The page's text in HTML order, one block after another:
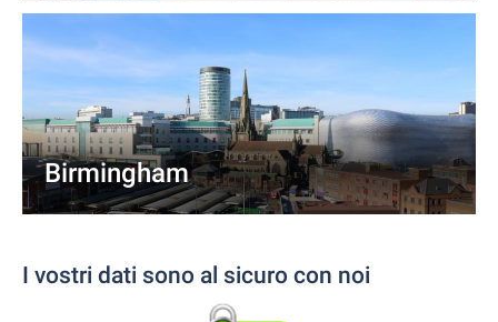
Birmingham
I vostri dati sono al sicuro con noi